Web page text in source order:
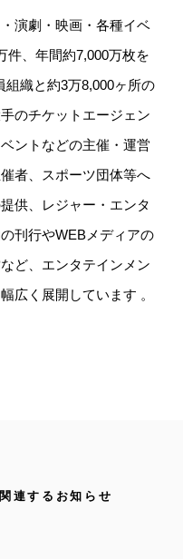
演劇・映画・各種イベ
件、年間約7,000万枚を
組織と約3万8,000ヶ所の
のチケットエージェン
ントなどの主催・運営
者、スポーツ団体等へ
供、レジャー・エンタ
刊行やWEBメディアの
ど、エンタテインメン
広く展開しています 。
関連するお知らせ